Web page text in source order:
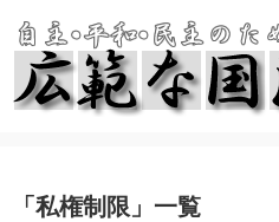
「 私権制限 」 一覧